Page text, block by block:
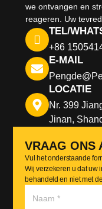
we ontvangen en
reageren. Uw
TEL/
+86
E-MAIL
LOCATIE
Nr. 399
Jinan,
VRAAG ONS
Vul het onderstaande
Wij verzekeren u dat uw
behandeld en niet met